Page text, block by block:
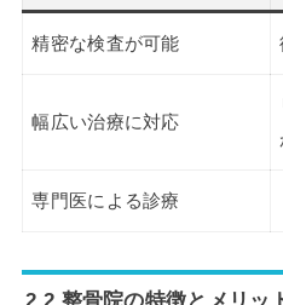
精密な検査が可能
幅広い治療に対応
専門医による診療
2.2 整骨院の特徴とメリッ